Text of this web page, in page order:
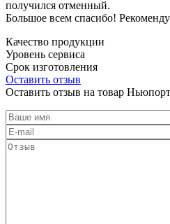
получился отменный.
Большое всем спасибо!
Качество продукции
Уровень сервиса
Срок изготовления
Оставить отзыв
Оставить отзыв на товар Ньюпорт